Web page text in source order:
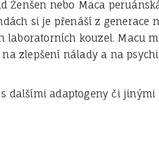
Ženšen nebo Maca
si je přenáší z
laboratorních kouzel. Macu
zlepšení nálady a na
dalšími adaptogeny či